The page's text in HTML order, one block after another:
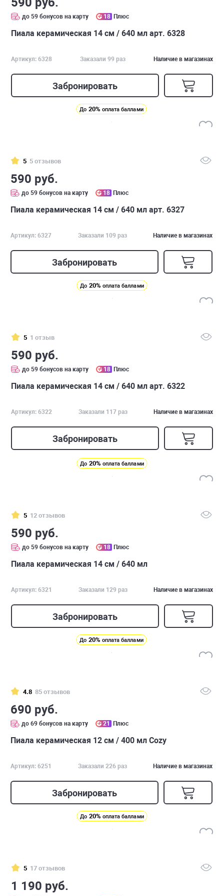
до 59 бонусов на карту 18 Плюс
Пиала керамическая 14 см / 640 мл арт. 6328
Артикул: 6328 Заказали 99 раз Наличие в магазинах
Забронировать
До 20% оплата баллами
5 5 отзывов
590 руб.
до 59 бонусов на карту 18 Плюс
Пиала керамическая 14 см / 640 мл арт. 6327
Артикул: 6327 Заказали 109 раз Наличие в магазинах
Забронировать
До 20% оплата баллами
5 1 отзыв
590 руб.
до 59 бонусов на карту 18 Плюс
Пиала керамическая 14 см / 640 мл арт. 6322
Артикул: 6322 Заказали 117 раз Наличие в магазинах
Забронировать
До 20% оплата баллами
5 12 отзывов
590 руб.
до 59 бонусов на карту 18 Плюс
Пиала керамическая 14 см / 640 мл
Артикул: 6321 Заказали 129 раз Наличие в магазинах
Забронировать
До 20% оплата баллами
4.8 85 отзывов
690 руб.
до 69 бонусов на карту 21 Плюс
Пиала керамическая 12 см / 400 мл Cozy
Артикул: 6251 Заказали 226 раз Наличие в магазинах
Забронировать
До 20% оплата баллами
5 17 отзывов
1 190 руб.